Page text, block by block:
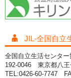
JIL-全国自立
全国自立生活センター
192-0046 東京都八王
TEL:0426-60-7747